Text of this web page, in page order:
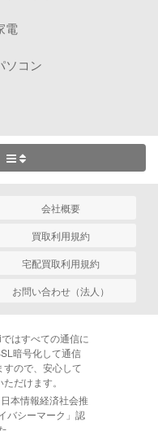
会社概要
買取利用規約
宅配買取利用規約
お問い合わせ（法人）
はすべての通信に
暗号化して通信
すので、安心して
だけます。
本情報経済社会推
バシーマーク」認